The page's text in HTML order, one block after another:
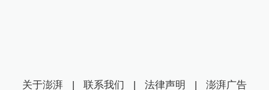
关于澎湃 | 联系我们 | 法律声明 | 澎湃广告